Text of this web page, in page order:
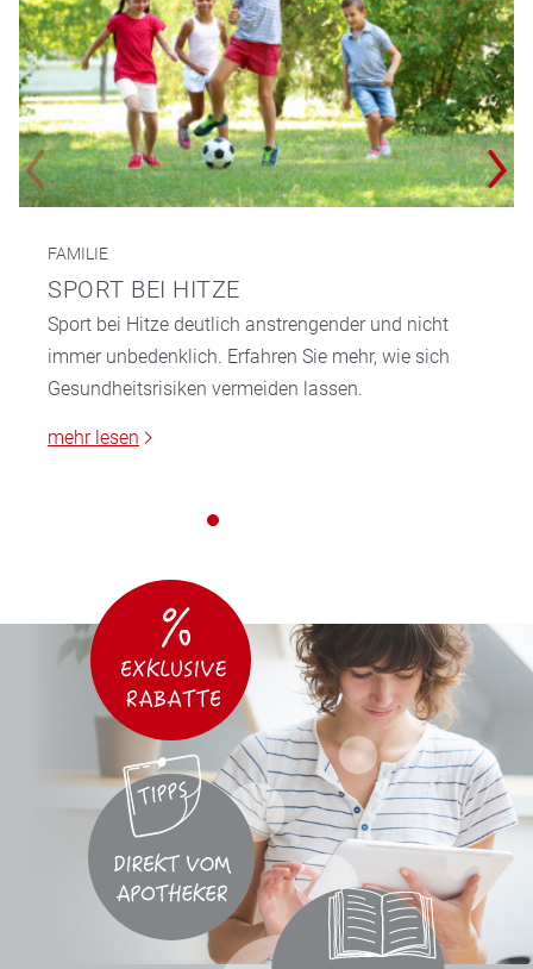
FAMILIE
SPORT BEI HITZE
Sport bei Hitze deutlich anstrengender und nicht
immer unbedenklich. Erfahren Sie mehr, wie sich
Gesundheitsrisiken vermeiden lassen.
mehr lesen